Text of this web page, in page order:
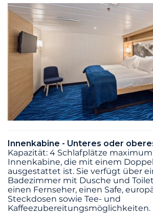
Innenkabine - Unteres oder
Kapazität: 4 Schlafplätze maximum
Innenkabine, die mit einem
ausgestattet ist. Sie verfügt über
Badezimmer mit Dusche und
einen Fernseher, einen Safe,
Steckdosen sowie Tee- und
Kaffeezubereitungsmöglichkeiten.